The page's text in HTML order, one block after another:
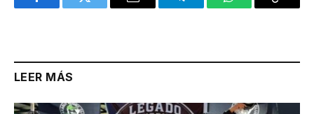
FacebookTwitter Email TelegramWhatsAppCopy
LEER MÁS